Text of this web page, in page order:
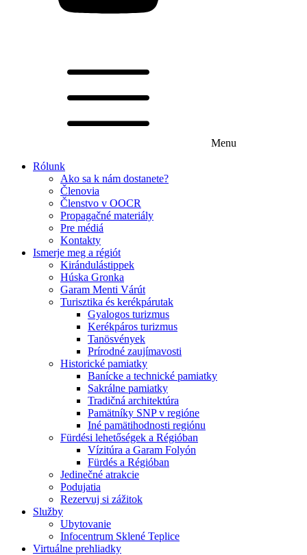
Menu
Rólunk
Ako sa k nám dostanete?
Členovia
Členstvo v OOCR
Propagačné materiály
Pre médiá
Kontakty
Ismerje meg a régiót
Kirándulástippek
Húska Gronka
Garam Menti Várút
Turisztika és kerékpárutak
Gyalogos turizmus
Kerékpáros turizmus
Tanösvények
Prírodné zaujímavosti
Historické pamiatky
Banícke a technické pamiatky
Sakrálne pamiatky
Tradičná architektúra
Pamätníky SNP v regióne
Iné pamätihodnosti regiónu
Fürdési lehetőségek a Régióban
Vízitúra a Garam Folyón
Fürdés a Régióban
Jedinečné atrakcie
Podujatia
Rezervuj si zážitok
Služby
Ubytovanie
Infocentrum Sklené Teplice
Virtuálne prehliadky